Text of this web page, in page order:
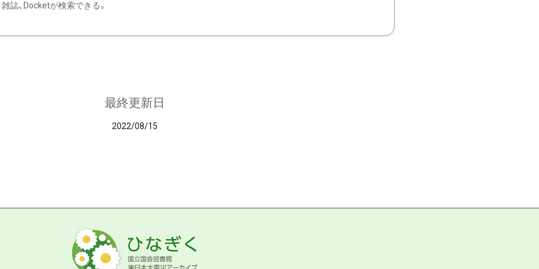
雑誌、Docketが検索できる。
最終更新日
2022/08/15